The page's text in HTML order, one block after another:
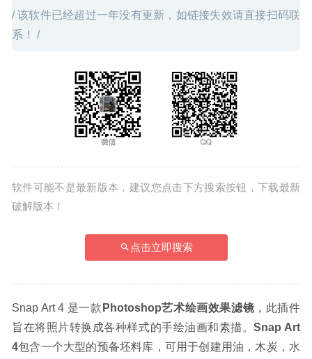
/ 该软件已经超过一年没有更新，如链接失效请直接扫码联
系！ /
软件可能不是最新版本，建议您点击下方搜索按钮，下载最新
破解版本！
点击立即搜索
Snap Art 4 是一款 Photoshop艺术绘画效果滤镜 ，此插件
旨在将照片转换成各种样式的手绘油画和素描。Snap Art
4包含一个大型的预备坯料库，可用于创建用油，木炭，水